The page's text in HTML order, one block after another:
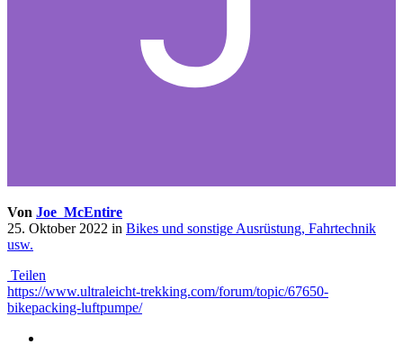
Von Joe_McEntire
25. Oktober 2022 in Bikes und sonstige Ausrüstung, Fahrtechnik
usw.
Teilen
https://www.ultraleicht-trekking.com/forum/topic/67650-
bikepacking-luftpumpe/